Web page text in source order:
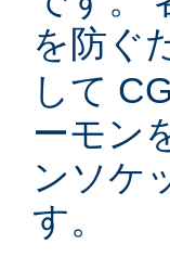
を防ぐ
して
ーモン
ンソケ
す。